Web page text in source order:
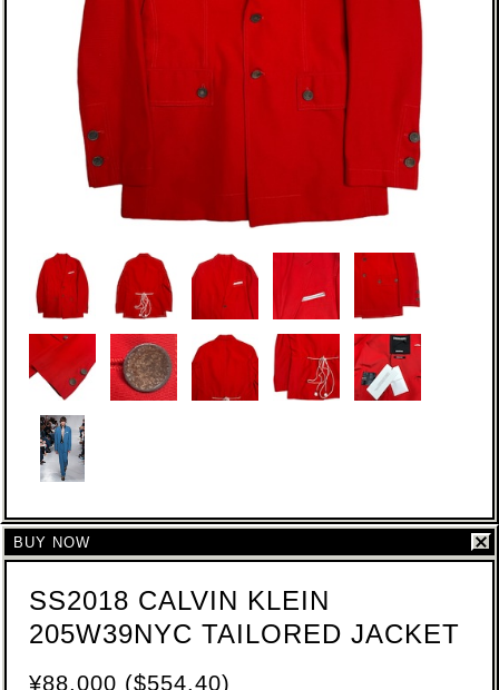
BUY NOW
SS2018 CALVIN KLEIN
205W39NYC TAILORED JACKET
¥88,000 ($554.40)